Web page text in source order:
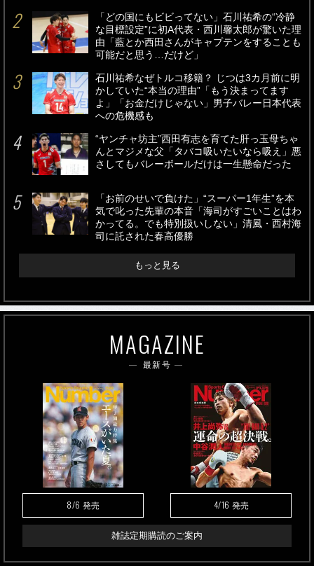
「どの国にもビビってない」石川祐希の“冷静
な目標設定”に初A代表・西川馨太郎が驚いた理
由「藍とか西田さんがキャプテンをすることも
可能だと思う…だけど」
石川祐希なぜトルコ移籍？ じつは3カ月前に明
かしていた“本当の理由”「もう決まってます
よ」「お金だけじゃない」男子バレー日本代表
への危機感も
“ヤンチャ坊主”西田有志を育てた肝っ玉母ちゃ
んとマジメな父「タバコ吸いたいなら吸え」悪
さしてもバレーボールだけは一生懸命だった
「お前のせいで負けた」“スーパー1年生”を本
気で叱った先輩の本音「海司がすごいことはわ
かってる。でも特別扱いしない」清風・西村海
司に託された春高優勝
もっと見る
MAGAZINE
最新号
8/6 発売 4/16 発売
雑誌定期購読のご案内